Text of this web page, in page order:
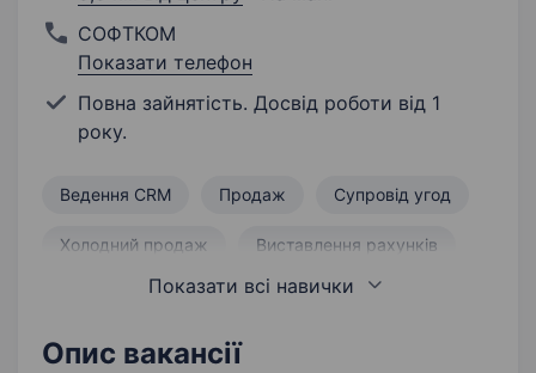
СОФТКОМ
Показати телефон
Повна зайнятість. Досвід роботи від 1
року.
Ведення CRM Продаж Супровід угод
Холодний продаж Виставлення рахунків
Виявлення потреб клієнта
Складання комерційних пропозицій
Показати всі навички
Опис вакансії